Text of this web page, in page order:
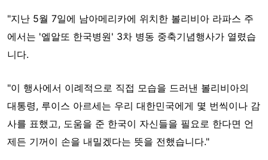
"지난 5월 7일에 남아메리카에 위치한 볼리비아 라파스 주
에서는 '엘알또 한국병원' 3차 병동 중축기념행사가 열렸습
니다.
"이 행사에서 이례적으로 직접 모습을 드러낸 볼리비아의
대통령, 루이스 아르세는 우리 대한민국에게 몇 번씩이나 감
사를 표했고, 도움을 준 한국이 자신들을 필요로 한다면 언
제든 기꺼이 손을 내밀겠다는 뜻을 전했습니다."